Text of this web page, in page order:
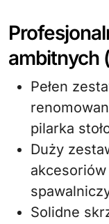
ambitnych
Pełen
pilarka
Duży
akcesoriów
Solidne